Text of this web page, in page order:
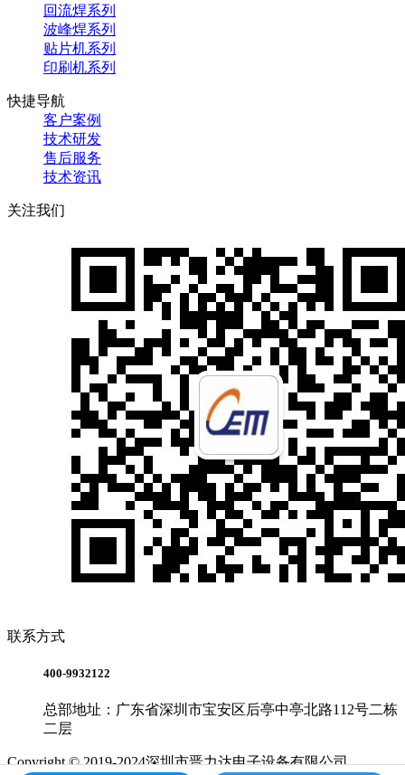
回流焊系列
波峰焊系列
贴片机系列
印刷机系列
快捷导航
客户案例
技术研发
售后服务
技术资讯
关注我们
联系方式
400-9932122
总部地址：广东省深圳市宝安区后亭中亭北路112号二栋
二层
Copyright © 2019-2024深圳市晋力达电子设备有限公司